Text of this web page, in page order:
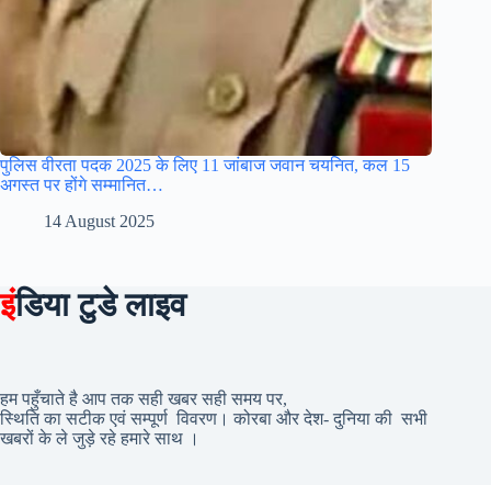
पुलिस वीरता पदक 2025 के लिए 11 जांबाज जवान चयनित, कल 15
अगस्त पर होंगे सम्मानित…
14 August 2025
इंडिया टुडे लाइव
हम पहुँचाते है आप तक सही खबर सही समय पर,
स्थिति का सटीक एवं सम्पूर्ण विवरण। कोरबा और देश- दुनिया की सभी
खबरों के ले जुड़े रहे हमारे साथ ।